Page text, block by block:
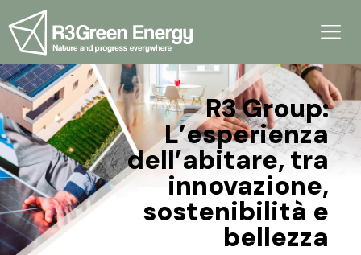
R3 Group:
L’esperienza
dell’abitare, tra
innovazione,
sostenibilità e
bellezza